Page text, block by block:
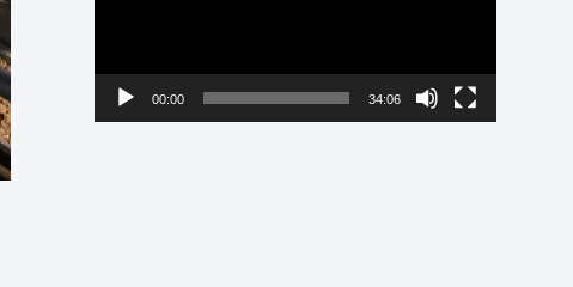
00:00 34:06